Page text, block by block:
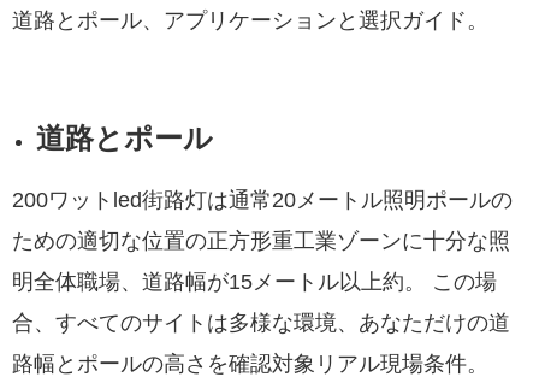
道路とポール、アプリケーションと選択ガイド。
道路とポール
200ワットled街路灯は通常20メートル照明ポールの
ための適切な位置の正方形重工業ゾーンに十分な照
明全体職場、道路幅が15メートル以上約。 この場
合、すべてのサイトは多様な環境、あなただけの道
路幅とポールの高さを確認対象リアル現場条件。